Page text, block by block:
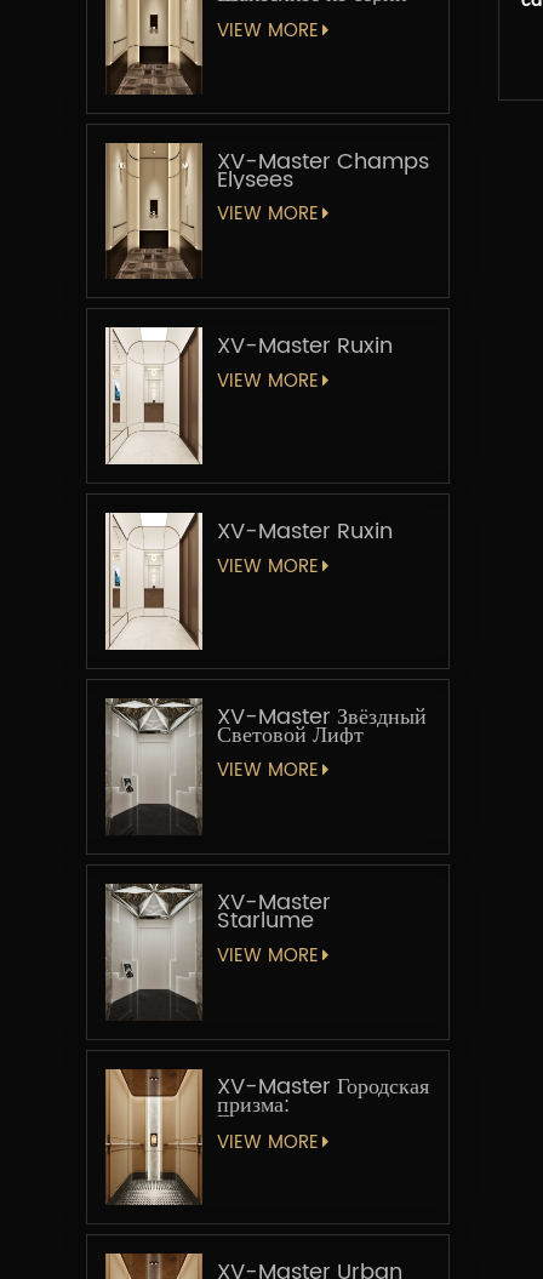
«Мастер-лифт»
VIEW MORE
XV-Master Champs
Elysees
VIEW MORE
XV-Master Ruxin
VIEW MORE
XV-Master Ruxin
VIEW MORE
XV-Master Звёздный
Световой Лифт
VIEW MORE
XV-Master
Starlume
VIEW MORE
XV-Master Городская
призма:
Геометрическая
увертюра
VIEW MORE